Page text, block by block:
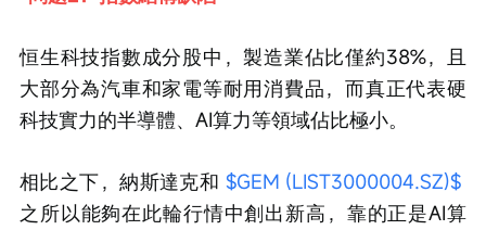
恒生科技指數成分股中，製造業佔比僅約38%，且
大部分為汽車和家電等耐用消費品，而真正代表硬
科技實力的半導體、AI算力等領域佔比極小。
相比之下，納斯達克和 $GEM (LIST3000004.SZ)$
之所以能夠在此輪行情中創出新高，靠的正是AI算